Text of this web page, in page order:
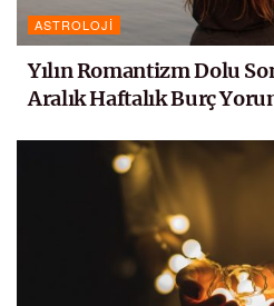
ASTROLOJI
Yılın Romantizm Dolu
Aralık Haftalık Burç